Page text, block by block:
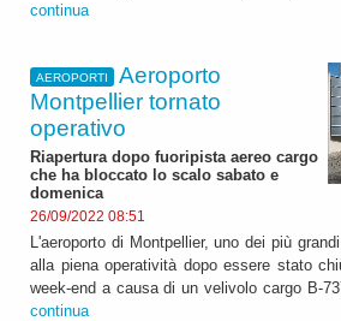
continua
AEROPORTI
Aeroporto
Montpellier tornato
operativo
Riapertura dopo fuoripista aereo cargo
che ha bloccato lo scalo sabato e
domenica
26/09/2022 08:51
L'aeroporto di Montpellier, uno dei più
alla piena operatività dopo essere stato
week-end a causa di un velivolo cargo B-
continua